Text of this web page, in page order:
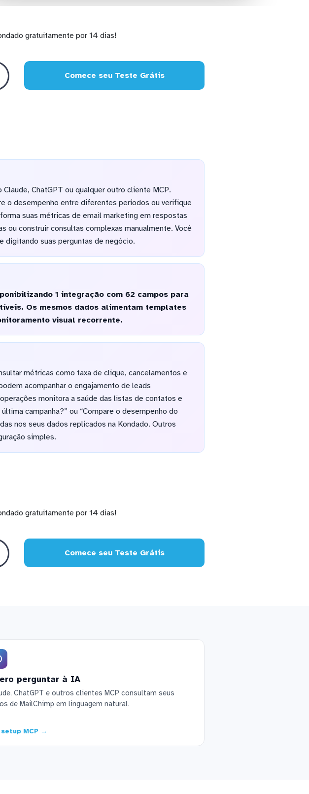
gratuitamente por 14 dias!
Comece seu Teste Grátis
ChatGPT ou qualquer outro cliente MCP.
o desempenho entre diferentes períodos ou verifique
suas métricas de email marketing em respostas
ou construir consultas complexas manualmente. Você
digitando suas perguntas de negócio.
1 integração com 62 campos para
Os mesmos dados alimentam templates
visual recorrente.
métricas como taxa de clique, cancelamentos e
acompanhar o engajamento de leads
monitora a saúde das listas de contatos e
campanha?” ou “Compare o desempenho do
nos seus dados replicados na Kondado. Outros
simples.
gratuitamente por 14 dias!
Comece seu Teste Grátis
perguntar à IA
ChatGPT e outros clientes MCP consultam seus
de MailChimp em linguagem natural.
setup MCP →